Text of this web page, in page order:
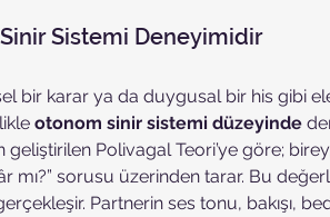
Sistemi Deneyimidir
bir karar ya da duygusal bir his gibi
otonom sinir sistemi düzeyinde
geliştirilen Polivagal Teori’ye göre;
mı?” sorusu üzerinden tarar. Bu
Partnerin ses tonu, bakışı,